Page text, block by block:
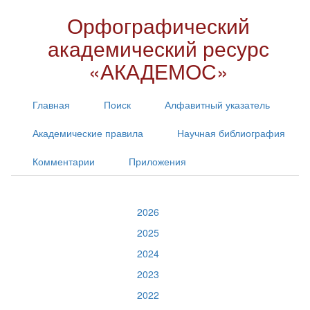
Орфографический
академический ресурс
«АКАДЕМОС»
Главная Поиск Алфавитный указатель
Академические правила Научная библиография
Комментарии Приложения
2026
2025
2024
2023
2022